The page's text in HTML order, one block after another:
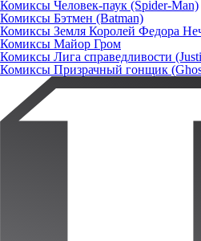
Комиксы Человек-паук (Spider-Man)
Комиксы Бэтмен (Batman)
Комиксы Земля Королей Федора
Комиксы Майор Гром
Комиксы Лига справедливости
Комиксы Призрачный гонщик